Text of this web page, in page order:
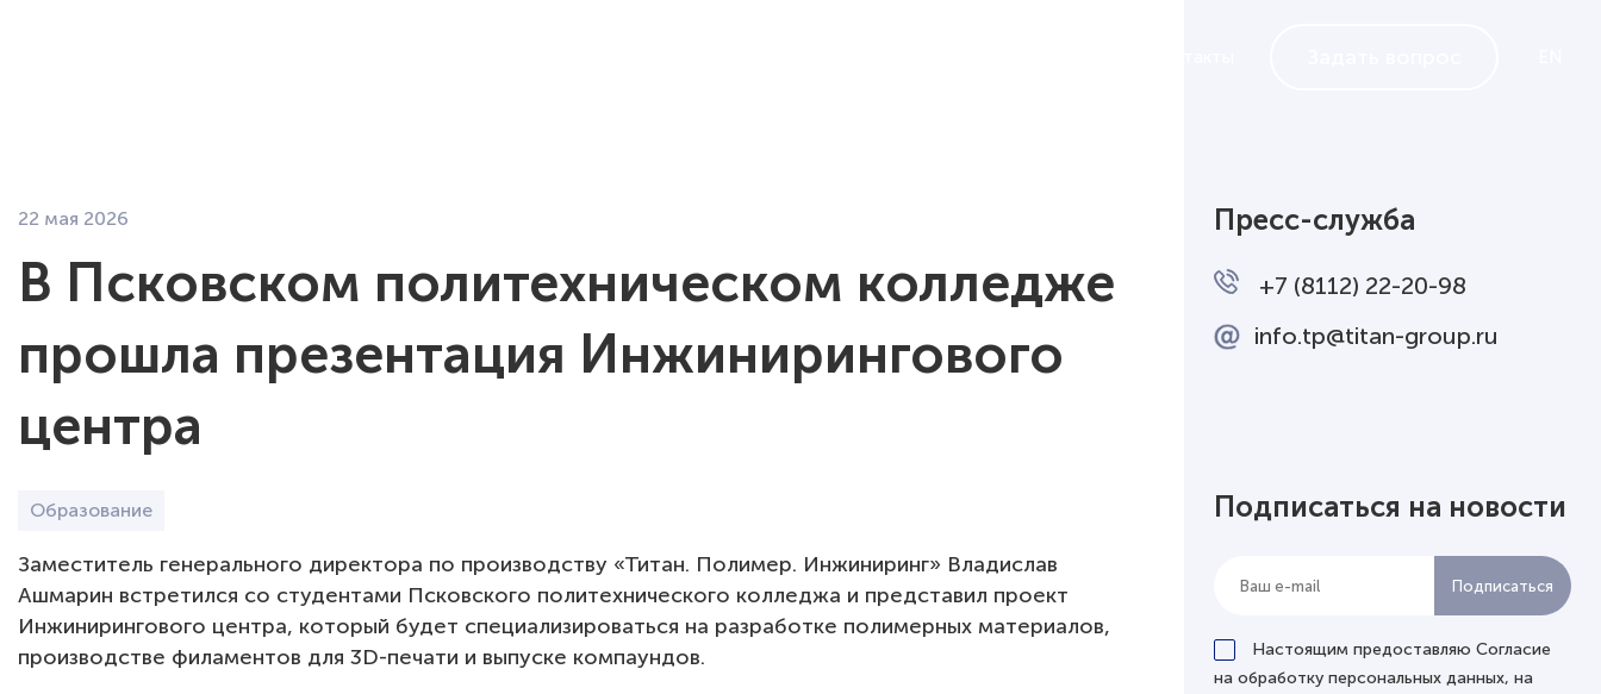
22 мая 2026
В Псковском политехническом колледже
прошла презентация Инжинирингового
центра
Образование
Заместитель генерального директора по производству «Титан. Полимер. Инжиниринг» Владислав
Ашмарин встретился со студентами Псковского политехнического колледжа и представил проект
Инжинирингового центра, который будет специализироваться на разработке полимерных материалов,
производстве филаментов для 3D-печати и выпуске компаундов.
Пресс-служба
+7 (8112) 22-20-98
info.tp@titan-group.ru
Подписаться на новости
Настоящим предоставляю Согласие
на обработку персональных данных, на